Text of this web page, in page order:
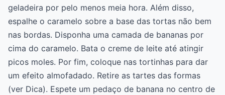
geladeira por pelo menos meia hora. Além disso,
espalhe o caramelo sobre a base das tortas não bem
nas bordas. Disponha uma camada de bananas por
cima do caramelo. Bata o creme de leite até atingir
picos moles. Por fim, coloque nas tortinhas para dar
um efeito almofadado. Retire as tartes das formas
(ver Dica). Espete um pedaço de banana no centro de